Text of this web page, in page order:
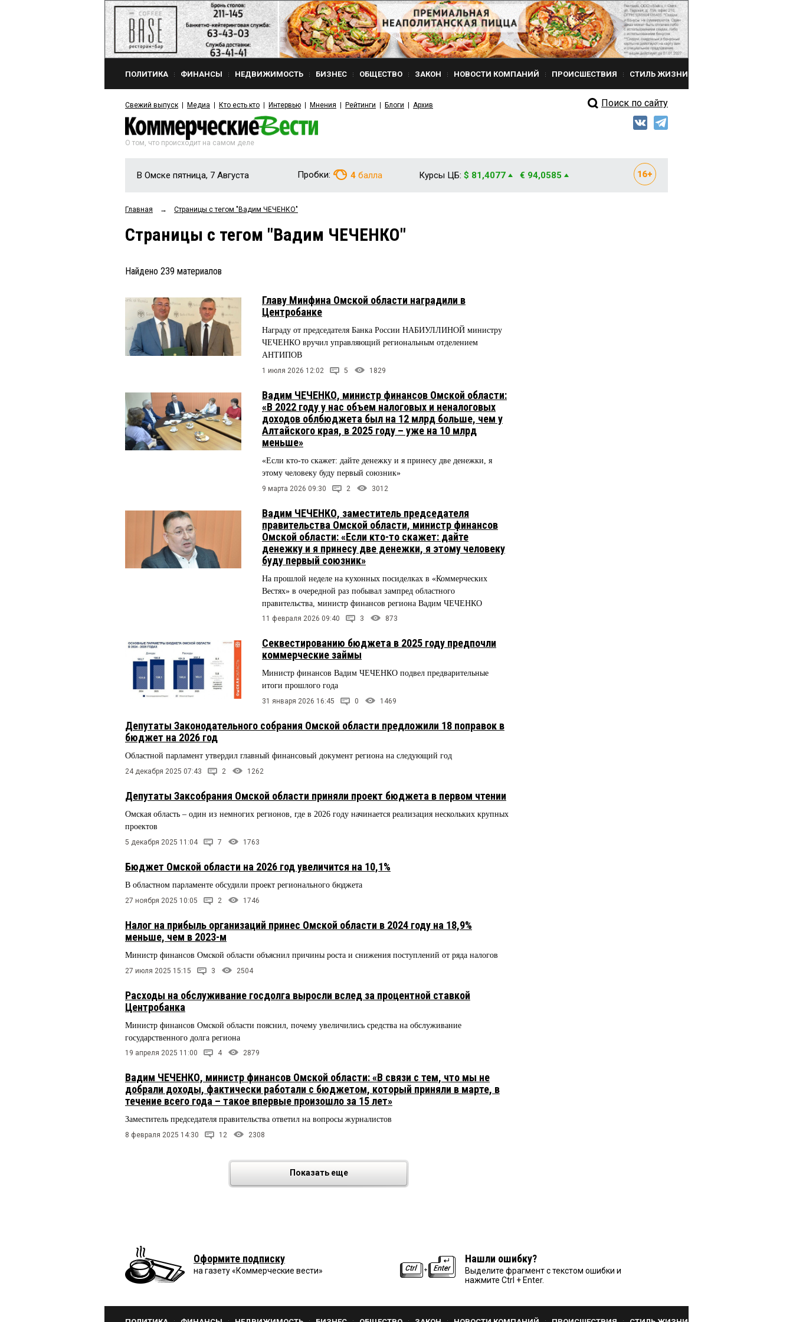
ПОЛИТИКА ФИНАНСЫ НЕДВИЖИМОСТЬ БИЗНЕС ОБЩЕСТВО ЗАКОН НОВОСТИ КОМПАНИЙ ПРОИСШЕСТВИЯ СТИЛЬ ЖИЗНИ
Свежий выпуск Медиа Кто есть кто Интервью Мнения Рейтинги Блоги Архив Поиск по сайту
О том, что происходит на самом деле
В Омске пятница, 7 Августа Пробки: 4 балла Курсы ЦБ: $ 81,4077 € 94,0585
Главная → Страницы c тегом "Вадим ЧЕЧЕНКО"
Страницы c тегом "Вадим ЧЕЧЕНКО"
Найдено 239 материалов
Главу Минфина Омской области наградили в
Центробанке
Награду от председателя Банка России НАБИУЛЛИНОЙ министру
ЧЕЧЕНКО вручил управляющий региональным отделением
АНТИПОВ
1 июля 2026 12:02 5 1829
Вадим ЧЕЧЕНКО, министр финансов Омской области:
«В 2022 году у нас объем налоговых и неналоговых
доходов облбюджета был на 12 млрд больше, чем у
Алтайского края, в 2025 году – уже на 10 млрд
меньше»
«Если кто-то скажет: дайте денежку и я принесу две денежки, я
этому человеку буду первый союзник»
9 марта 2026 09:30 2 3012
Вадим ЧЕЧЕНКО, заместитель председателя
правительства Омской области, министр финансов
Омской области: «Если кто-то скажет: дайте
денежку и я принесу две денежки, я этому человеку
буду первый союзник»
На прошлой неделе на кухонных посиделках в «Коммерческих
Вестях» в очередной раз побывал зампред областного
правительства, министр финансов региона Вадим ЧЕЧЕНКО
11 февраля 2026 09:40 3 873
Секвестированию бюджета в 2025 году предпочли
коммерческие займы
Министр финансов Вадим ЧЕЧЕНКО подвел предварительные
итоги прошлого года
31 января 2026 16:45 0 1469
Депутаты Законодательного собрания Омской области предложили 18 поправок в
бюджет на 2026 год
Областной парламент утвердил главный финансовый документ региона на следующий год
24 декабря 2025 07:43 2 1262
Депутаты Заксобрания Омской области приняли проект бюджета в первом чтении
Омская область – один из немногих регионов, где в 2026 году начинается реализация нескольких крупных
проектов
5 декабря 2025 11:04 7 1763
Бюджет Омской области на 2026 год увеличится на 10,1%
В областном парламенте обсудили проект регионального бюджета
27 ноября 2025 10:05 2 1746
Налог на прибыль организаций принес Омской области в 2024 году на 18,9%
меньше, чем в 2023-м
Министр финансов Омской области объяснил причины роста и снижения поступлений от ряда налогов
27 июля 2025 15:15 3 2504
Расходы на обслуживание госдолга выросли вслед за процентной ставкой
Центробанка
Министр финансов Омской области пояснил, почему увеличились средства на обслуживание
государственного долга региона
19 апреля 2025 11:00 4 2879
Вадим ЧЕЧЕНКО, министр финансов Омской области: «В связи с тем, что мы не
добрали доходы, фактически работали с бюджетом, который приняли в марте, в
течение всего года – такое впервые произошло за 15 лет»
Заместитель председателя правительства ответил на вопросы журналистов
8 февраля 2025 14:30 12 2308
Показать еще
Оформите подписку
на газету «Коммерческие вести»
Нашли ошибку?
Выделите фрагмент с текстом ошибки и
нажмите Ctrl + Enter.